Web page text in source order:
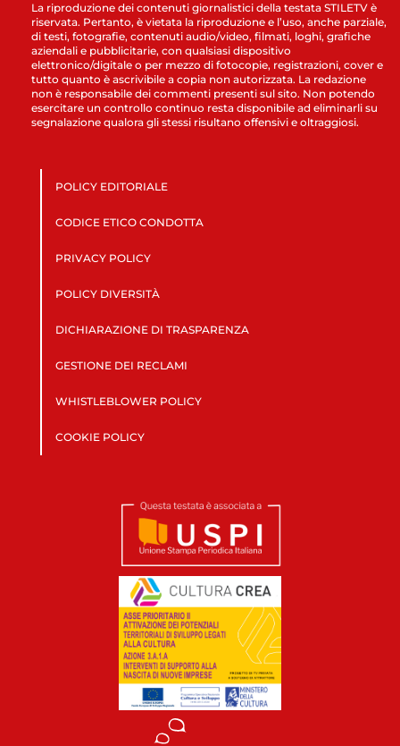
La riproduzione dei contenuti giornalistici della testata STILETV è
riservata. Pertanto, è vietata la riproduzione e l’uso, anche parziale,
di testi, fotografie, contenuti audio/video, filmati, loghi, grafiche
aziendali e pubblicitarie, con qualsiasi dispositivo
elettronico/digitale o per mezzo di fotocopie, registrazioni, cover e
tutto quanto è ascrivibile a copia non autorizzata. La redazione
non è responsabile dei commenti presenti sul sito. Non potendo
esercitare un controllo continuo resta disponibile ad eliminarli su
segnalazione qualora gli stessi risultano offensivi e oltraggiosi.
POLICY EDITORIALE
CODICE ETICO CONDOTTA
PRIVACY POLICY
POLICY DIVERSITÀ
DICHIARAZIONE DI TRASPARENZA
GESTIONE DEI RECLAMI
WHISTLEBLOWER POLICY
COOKIE POLICY